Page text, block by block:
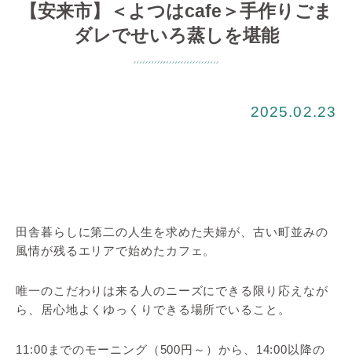
【安来市】＜よつはcafe＞手作りごま
ダレでせいろ蒸しを堪能
2025.02.23
田舎暮らしに第二の人生を求めた夫婦が、古い町並みの
風情が残るエリアで始めたカフェ。
唯一のこだわりは来る人のニーズにできる限り応えなが
ら、居心地よくゆっくりできる場所でいること。
11:00までのモーニング（500円～）から、14:00以降の